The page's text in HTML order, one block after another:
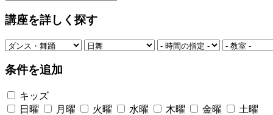
講座を詳しく探す
条件を追加
キッズ
日曜
月曜 火曜 水曜 木曜 金曜 土曜